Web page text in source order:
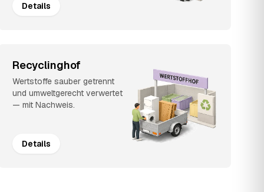
Details
Recyclinghof
Wertstoffe sauber getrennt
und umweltgerecht verwertet
— mit Nachweis.
Details